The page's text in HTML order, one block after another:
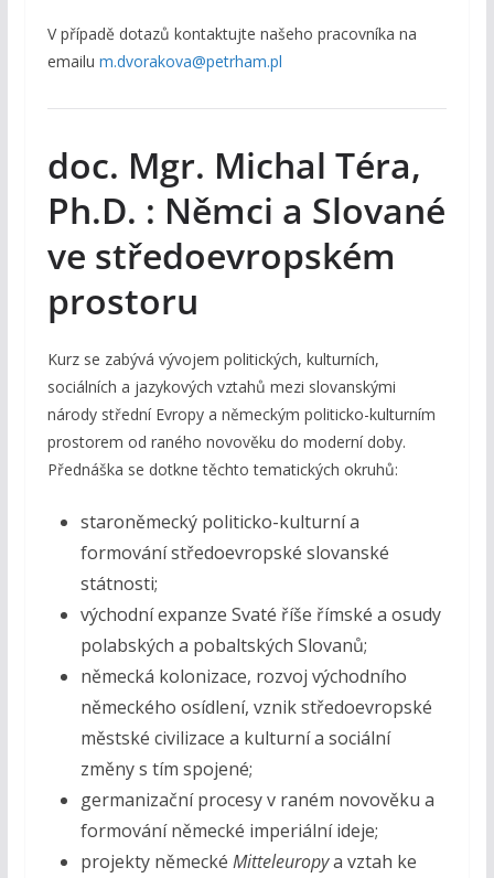
V případě dotazů kontaktujte našeho pracovníka na
emailu m.dvorakova@petrham.pl
doc. Mgr. Michal Téra,
Ph.D. : Němci a Slované
ve středoevropském
prostoru
Kurz se zabývá vývojem politických, kulturních,
sociálních a jazykových vztahů mezi slovanskými
národy střední Evropy a německým politicko-kulturním
prostorem od raného novověku do moderní doby.
Přednáška se dotkne těchto tematických okruhů:
staroněmecký politicko-kulturní a
formování středoevropské slovanské
státnosti;
východní expanze Svaté říše římské a osudy
polabských a pobaltských Slovanů;
německá kolonizace, rozvoj východního
německého osídlení, vznik středoevropské
městské civilizace a kulturní a sociální
změny s tím spojené;
germanizační procesy v raném novověku a
formování německé imperiální ideje;
projekty německé Mitteleuropya vztah ke